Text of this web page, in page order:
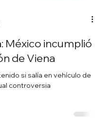
incumplió
de Viena
si salía en vehículo de